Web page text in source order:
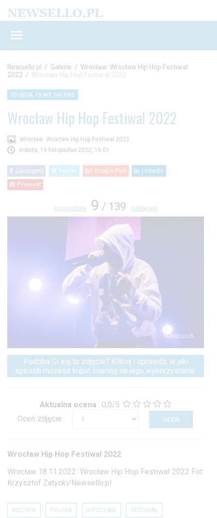
Newsello.pl / Galerie / Wrocław: Wrocław Hip Hop Festiwal
2022 / Wrocław Hip Hop Festiwal 2022
ZDJĘCIA, FILMY, GALERIE
Wrocław Hip Hop Festiwal 2022
Wrocław: Wrocław Hip Hop Festiwal 2022
sobota, 19 listopadaa 2022, 15:01
Udostępnij Twitter Google Plus LinkedIn
Pinterest
poprzednie 9 / 139 następne
Podoba Ci się to zdjęcie? Kliknij i sprawdź, w jaki
sposób możesz kupić licencję na jego wykorzystanie.
Aktualna ocena : 0,0/5
Oceń zdjęcie:
Wrocław Hip Hop Festiwal 2022
Wrocław 18.11.2022: Wrocław Hip Hop Festiwal 2022 Fot:
Krzysztof Zatycki/Newsello.pl
MUZYKA POLSKA WROCLAW FESTIWAL